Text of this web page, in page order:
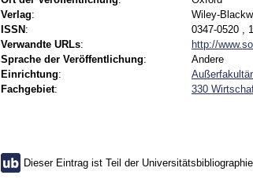
Verlag:
Wiley-
ISSN :
0347-0520 ,
Verwandte URLs:
http://
Sprache der Veröffentlichung:
Andere
Einrichtung:
Fachgebiet: 330
Dieser Eintrag ist Teil der Universitätsbibliographie.